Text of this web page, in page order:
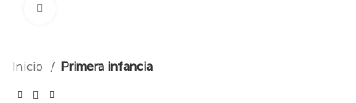
Inicio Primera infancia